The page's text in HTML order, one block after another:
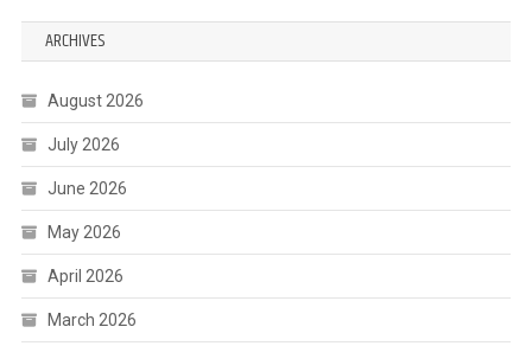
ARCHIVES
August 2026
July 2026
June 2026
May 2026
April 2026
March 2026